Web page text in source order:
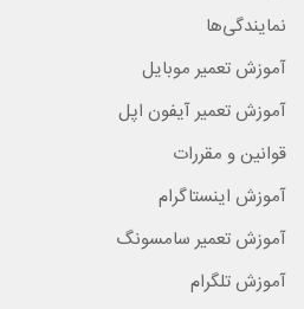
نمایندگی‌ها
آموزش تعمیر موبایل
آموزش تعمیر آیفون اپل
قوانین و مقررات
آموزش اینستاگرام
آموزش تعمیر سامسونگ
آموزش تلگرام